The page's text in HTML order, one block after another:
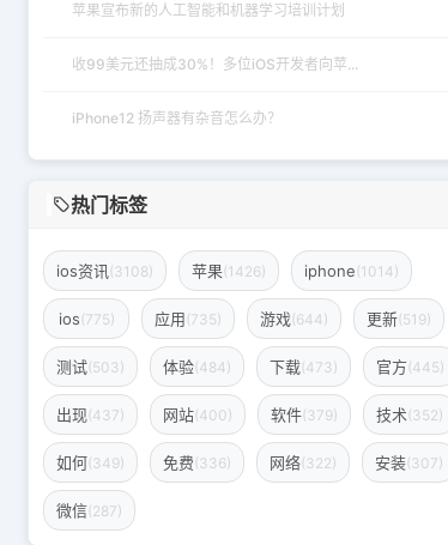
苹果宣布新的人工智能和机器学习培训计划
收99美元还抽成30%！多位iOS开发者向苹...
iPhone12 扬声器有杂音怎么办？
热门标签
ios资讯 (3108) 苹果(1426) iphone(1014)
ios(775) 应用(735) 游戏(644) 更新(519)
测试(503) 体验(484) 下载(473) 官方(445)
出现(437) 网站(400) 软件(379) 技术(352)
如何(349) 免费(336) 网络(322) 安装(307)
微信(287)